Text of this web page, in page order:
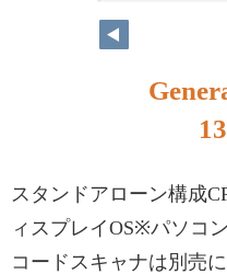
スタンドアローン構成
ィスプレイOS※パソコ
コードスキャナは別売